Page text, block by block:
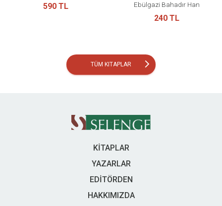
590 TL Ebülgazi Bahadır Han
240 TL
TÜM KITAPLAR arrow_forward_ios
KİTAPLAR
YAZARLAR
EDİTÖRDEN
HAKKIMIZDA